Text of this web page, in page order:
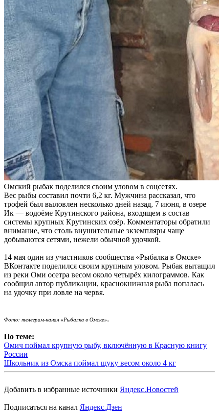
Омский рыбак поделился своим уловом в соцсетях.
Вес рыбы составил почти 6,2 кг. Мужчина рассказал, что
трофей был выловлен несколько дней назад, 7 июня, в озере
Ик — водоёме Крутинского района, входящем в состав
системы крупных Крутинских озёр. Комментаторы обратили
внимание, что столь внушительные экземпляры чаще
добываются сетями, нежели обычной удочкой.
14 мая один из участников сообщества «Рыбалка в Омске»
ВКонтакте поделился своим крупным уловом. Рыбак вытащил
из реки Оми осетра весом около четырёх килограммов. Как
сообщил автор публикации, краснокнижная рыба попалась
на удочку при ловле на червя.
Фото: телеграм-канал «Рыбалка в Омске».
По теме:
Омич поймал крупную рыбу, включённую в Красную книгу
России
Школьник из Омска поймал щуку весом около 4 кг
Добавить в избранные источники Яндекс.Новостей
Подписаться на канал Яндекс.Дзен